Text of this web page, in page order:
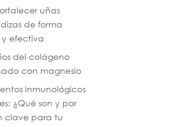
uñas
de forma
efectiva
del colágeno
con magnesio
inmunológicos
¿Qué son y por
clave para tu